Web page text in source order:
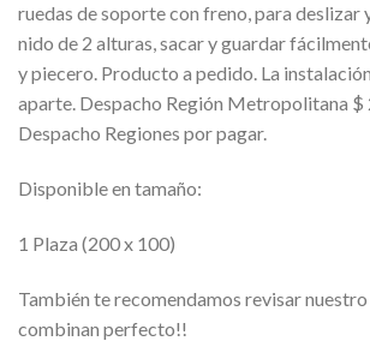
ruedas de soporte con freno, para deslizar
nido de 2 alturas, sacar y guardar
y piecero. Producto a pedido. La
aparte. Despacho Región Metropolitana $
Despacho Regiones por pagar.
Disponible en tamaño:
1 Plaza (200 x 100)
También te recomendamos revisar nuestro
combinan perfecto!!